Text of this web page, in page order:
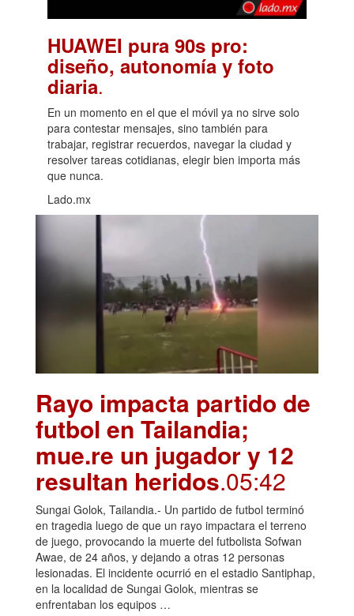
HUAWEI pura 90s pro:
diseño, autonomía y foto
diaria.
En un momento en el que el móvil ya no sirve solo
para contestar mensajes, sino también para
trabajar, registrar recuerdos, navegar la ciudad y
resolver tareas cotidianas, elegir bien importa más
que nunca.
Lado.mx
Rayo impacta partido de
futbol en Tailandia;
mue.re un jugador y 12
resultan heridos.05:42
Sungai Golok, Tailandia.- Un partido de futbol terminó
en tragedia luego de que un rayo impactara el terreno
de juego, provocando la muerte del futbolista Sofwan
Awae, de 24 años, y dejando a otras 12 personas
lesionadas. El incidente ocurrió en el estadio Santiphap,
en la localidad de Sungai Golok, mientras se
enfrentaban los equipos …